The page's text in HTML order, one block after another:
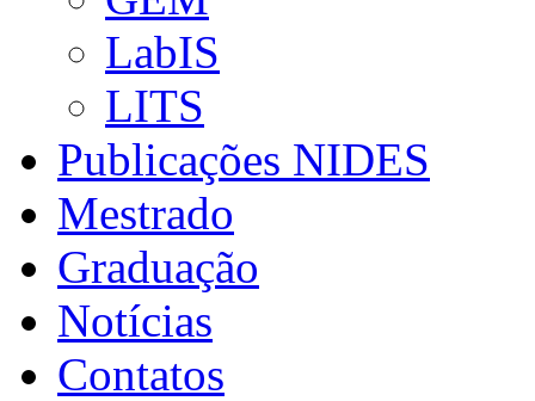
LabIS
LITS
Publicações NIDES
Mestrado
Graduação
Notícias
Contatos